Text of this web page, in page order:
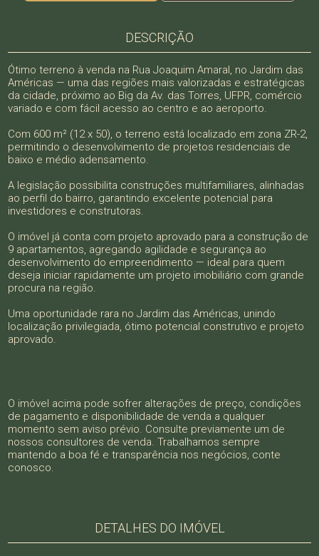
DESCRIÇÃO
Ótimo terreno à venda na Rua Joaquim Amaral, no Jardim das
Américas — uma das regiões mais valorizadas e estratégicas
da cidade, próximo ao Big da Av. das Torres, UFPR, comércio
variado e com fácil acesso ao centro e ao aeroporto.
Com 600 m² (12 x 50), o terreno está localizado em zona ZR-2,
permitindo o desenvolvimento de projetos residenciais de
baixo e médio adensamento.
A legislação possibilita construções multifamiliares, alinhadas
ao perfil do bairro, garantindo excelente potencial para
investidores e construtoras.
O imóvel já conta com projeto aprovado para a construção de
9 apartamentos, agregando agilidade e segurança ao
desenvolvimento do empreendimento — ideal para quem
deseja iniciar rapidamente um projeto imobiliário com grande
procura na região.
Uma oportunidade rara no Jardim das Américas, unindo
localização privilegiada, ótimo potencial construtivo e projeto
aprovado.
O imóvel acima pode sofrer alterações de preço, condições
de pagamento e disponibilidade de venda a qualquer
momento sem aviso prévio. Consulte previamente um de
nossos consultores de venda. Trabalhamos sempre
mantendo a boa fé e transparência nos negócios, conte
conosco.
DETALHES DO IMÓVEL